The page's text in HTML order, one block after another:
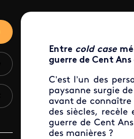
Entre cold case
guerre de Cent
C’est l’un des
paysanne surgie
avant de connaître
des siècles,
guerre de Cent
des manières ?